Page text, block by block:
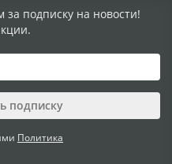
за подписку на новости!
подписку
Политика